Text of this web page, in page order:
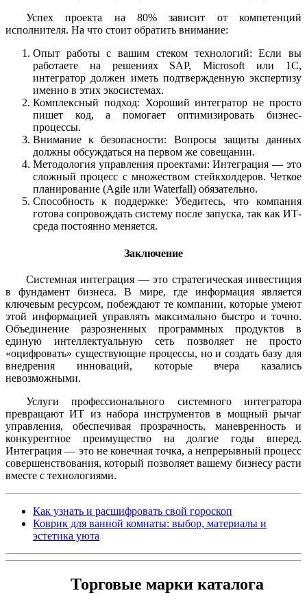
Успех проекта на 80% зависит от компетенций
исполнителя. На что стоит обратить внимание:
Опыт работы с вашим стеком технологий: Если вы
работаете на решениях SAP, Microsoft или 1С,
интегратор должен иметь подтвержденную экспертизу
именно в этих экосистемах.
Комплексный подход: Хороший интегратор не просто
пишет код, а помогает оптимизировать бизнес-
процессы.
Внимание к безопасности: Вопросы защиты данных
должны обсуждаться на первом же совещании.
Методология управления проектами: Интеграция — это
сложный процесс с множеством стейкхолдеров. Четкое
планирование (Agile или Waterfall) обязательно.
Способность к поддержке: Убедитесь, что компания
готова сопровождать систему после запуска, так как ИТ-
среда постоянно меняется.
Заключение
Системная интеграция — это стратегическая инвестиция
в фундамент бизнеса. В мире, где информация является
ключевым ресурсом, побеждают те компании, которые умеют
этой информацией управлять максимально быстро и точно.
Объединение разрозненных программных продуктов в
единую интеллектуальную сеть позволяет не просто
«оцифровать» существующие процессы, но и создать базу для
внедрения инноваций, которые вчера казались
невозможными.
Услуги профессионального системного интегратора
превращают ИТ из набора инструментов в мощный рычаг
управления, обеспечивая прозрачность, маневренность и
конкурентное преимущество на долгие годы вперед.
Интеграция — это не конечная точка, а непрерывный процесс
совершенствования, который позволяет вашему бизнесу расти
вместе с технологиями.
Как узнать и расшифровать свой гороскоп
Коврик для ванной комнаты: выбор, материалы и
эстетика уюта
Торговые марки каталога